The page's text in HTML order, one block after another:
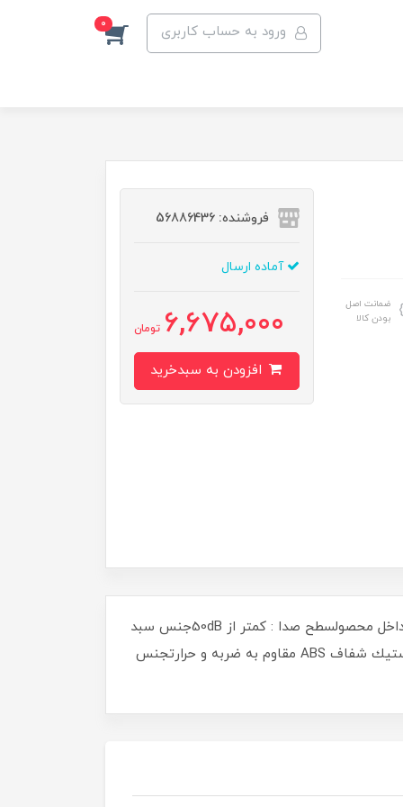
ورود به حساب کاربری 0
ضمانت اصل
بودن کالا
فروشنده: 56886436
آماده ارسال
6,675,000 تومان
مداومت كاري : كاركرد مداوم تا پايان برنامه تنظيم شدهتوان مصرفي : ماكزيمم 250 وات، متغير و متاثر از دما و شرايط داخل محصولسطح صدا : كمتر از 50dBجنس سبد
:پلاستيك GPPS شفاف با گريد غذاييجنس كفي : پلاستيك ABS با گريد غذاييسوئيچ : عملگر لمسيجنس پنل لمسي :پلاستيك شفاف ABS مقاوم به ضربه و حرارتجنس